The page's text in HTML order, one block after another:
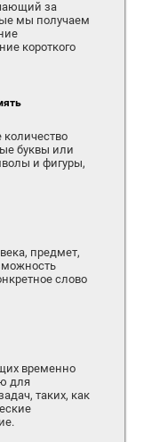
за
мы получаем
короткого
буквы или
и фигуры,
предмет,
слово
временно
для
таких, как